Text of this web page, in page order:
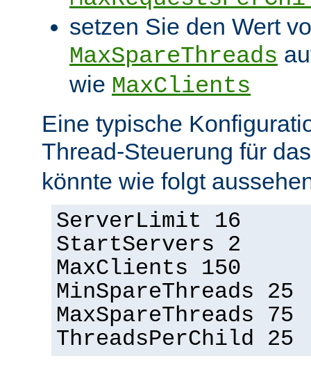
setzen Sie den Wert
MaxSpareThreads
wie MaxClients
Eine typische
Thread-Steuerung für
könnte wie folgt
ServerLimit 16
StartServers 2
MaxClients 150
MinSpareThreads 25
MaxSpareThreads 75
ThreadsPerChild 25